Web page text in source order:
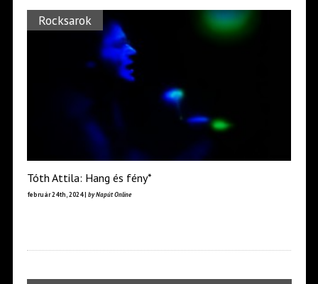
Rocksarok
Tóth Attila: Hang és fény*
február 24th, 2024 | by Napút Online